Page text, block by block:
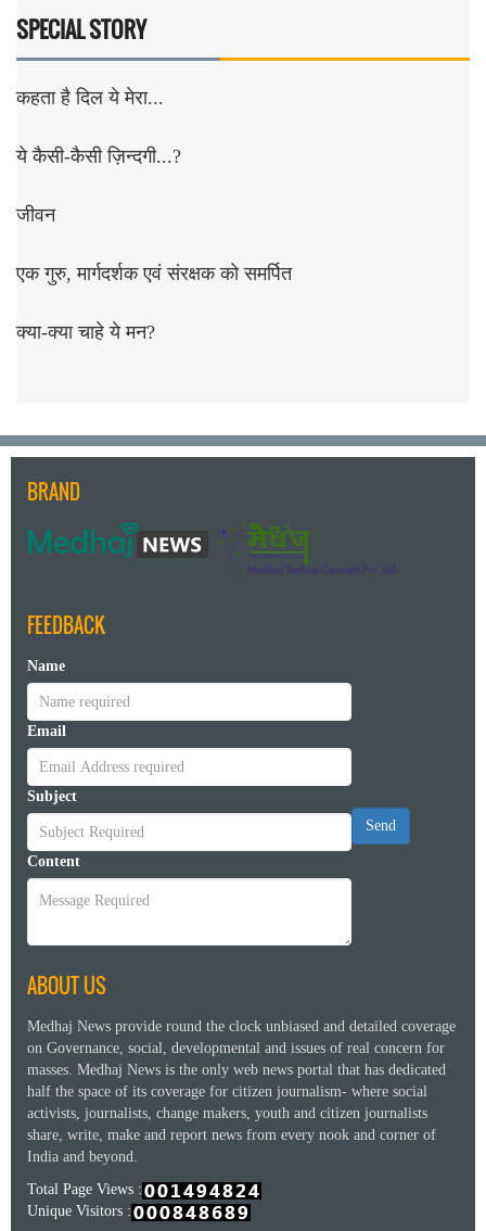
SPECIAL STORY
कहता है दिल ये मेरा...
ये कैसी-कैसी ज़िन्दगी...?
जीवन
एक गुरु, मार्गदर्शक एवं संरक्षक को समर्पित
क्या-क्या चाहे ये मन?
BRAND
FEEDBACK
Name
Email
Subject
Content
Send
ABOUT US
Medhaj News provide round the clock unbiased and detailed coverage
on Governance, social, developmental and issues of real concern for
masses. Medhaj News is the only web news portal that has dedicated
half the space of its coverage for citizen journalism- where social
activists, journalists, change makers, youth and citizen journalists
share, write, make and report news from every nook and corner of
India and beyond.
Total Page Views :
Unique Visitors :